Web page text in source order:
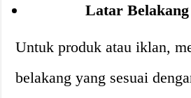
Latar Belakang
Untuk produk atau iklan,
belakang yang sesuai